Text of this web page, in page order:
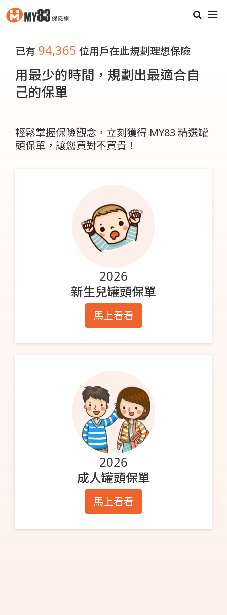
已有 94,365 位用戶在此規劃理想保險
用最少的時間，規劃出最適合自
己的保單
輕鬆掌握保險觀念，立刻獲得 MY83 精選罐
頭保單，讓您買對不買貴！
2026
新生兒罐頭保單
馬上看看
2026
成人罐頭保單
馬上看看